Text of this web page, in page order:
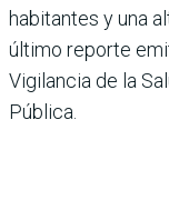
habitantes y una
último reporte
Vigilancia de la
Pública.